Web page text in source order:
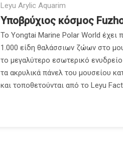
Leyu Arylic Aquarim
Υποβρύχιος κόσμος
Το Yongtai Marine Polar World έχει
1.000 είδη θαλάσσιων ζώων στο
το μεγαλύτερο εσωτερικό
τα ακρυλικά πάνελ του μουσείου
και τοποθετούνται από το Leyu